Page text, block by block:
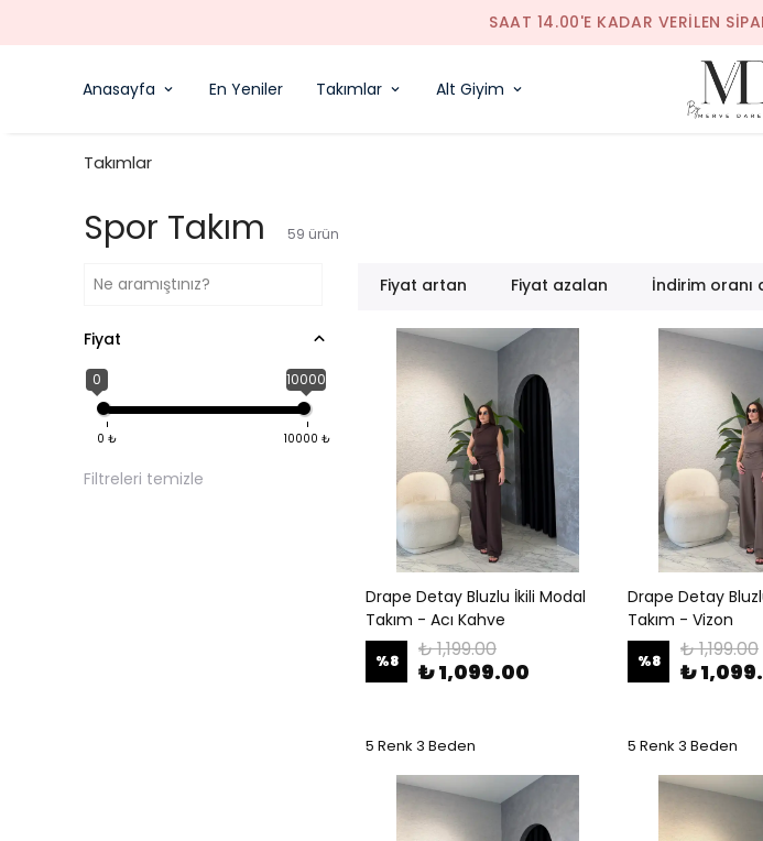
SAAT 14.00'E KADAR VERILEN
Anasayfa En Yeniler Takımlar Alt Giyim
Takımlar
Spor Takım 59 ürün
Fiyat artan Fiyat azalan İndirim oranı
Fiyat
0 10000
0 ₺ 10000 ₺
Filtreleri temizle
Drape Detay Bluzlu İkili Modal
Takım - Acı Kahve
%8 ₺ 1,199.00
₺ 1,099.00
5 Renk 3 Beden
Drape Detay
Takım - Vizon
%8 ₺ 1,199.00
₺
5 Renk 3 Beden